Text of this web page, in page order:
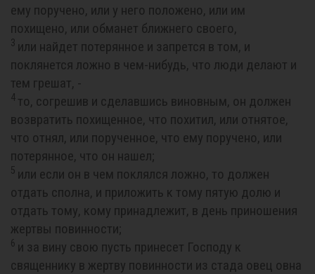
ему поручено, или у него положено, или им
похищено, или обманет ближнего своего,
3 или найдет потерянное и запрется в том, и
поклянется ложно в чем-нибудь, что люди делают и
тем грешат, -
4 то, согрешив и сделавшись виновным, он должен
возвратить похищенное, что похитил, или отнятое,
что отнял, или порученное, что ему поручено, или
потерянное, что он нашел;
5 или если он в чем поклялся ложно, то должен
отдать сполна, и приложить к тому пятую долю и
отдать тому, кому принадлежит, в день приношения
жертвы повинности;
6 и за вину свою пусть принесет Господу к
священнику в жертву повинности из стада овец овна